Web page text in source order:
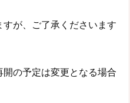
が、ご了承くださいます
の予定は変更となる場合